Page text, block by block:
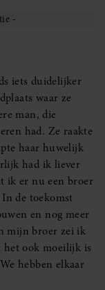
iets duidelijker
waar ze
man, die
had. Ze raakte
haar huwelijk
had ik liever
ik er nu een broer
de toekomst
en nog meer
mijn broer zei ik
het ook moeilijk is
hebben elkaar